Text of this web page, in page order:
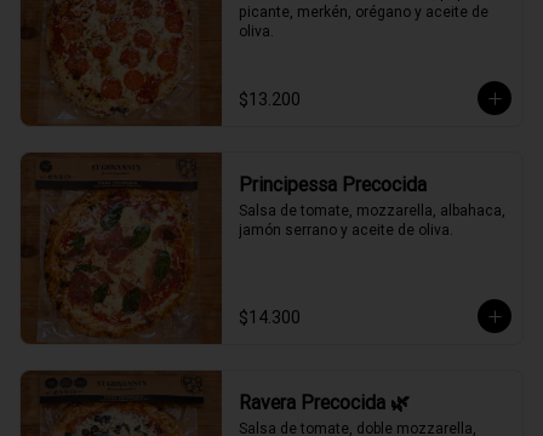
picante, merkén, orégano y aceite de
oliva.
$13.200
Principessa Precocida
Salsa de tomate, mozzarella, albahaca,
jamón serrano y aceite de oliva.
$14.300
Ravera Precocida 🌿
Salsa de tomate, doble mozzarella,